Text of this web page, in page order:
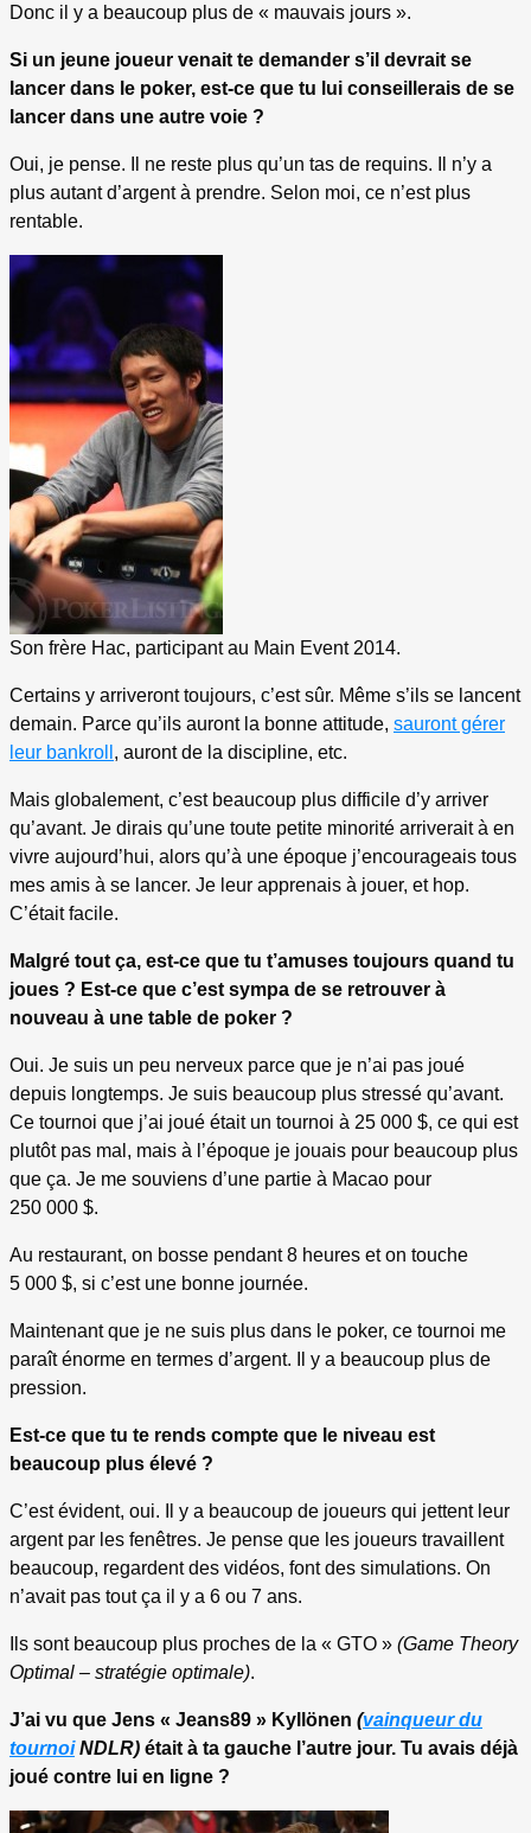
Donc il y a beaucoup plus de « mauvais jours ».
Si un jeune joueur venait te demander s’il devrait se
lancer dans le poker, est-ce que tu lui conseillerais de se
lancer dans une autre voie ?
Oui, je pense. Il ne reste plus qu’un tas de requins. Il n’y a
plus autant d’argent à prendre. Selon moi, ce n’est plus
rentable.
Son frère Hac, participant au Main Event 2014.
Certains y arriveront toujours, c’est sûr. Même s’ils se lancent
demain. Parce qu’ils auront la bonne attitude, sauront gérer
leur bankroll , auront de la discipline, etc.
Mais globalement, c’est beaucoup plus difficile d’y arriver
qu’avant. Je dirais qu’une toute petite minorité arriverait à en
vivre aujourd’hui, alors qu’à une époque j’encourageais tous
mes amis à se lancer. Je leur apprenais à jouer, et hop.
C’était facile.
Malgré tout ça, est-ce que tu t’amuses toujours quand tu
joues ? Est-ce que c’est sympa de se retrouver à
nouveau à une table de poker ?
Oui. Je suis un peu nerveux parce que je n’ai pas joué
depuis longtemps. Je suis beaucoup plus stressé qu’avant.
Ce tournoi que j’ai joué était un tournoi à 25 000 $, ce qui est
plutôt pas mal, mais à l’époque je jouais pour beaucoup plus
que ça. Je me souviens d’une partie à Macao pour
250 000 $.
Au restaurant, on bosse pendant 8 heures et on touche
5 000 $, si c’est une bonne journée.
Maintenant que je ne suis plus dans le poker, ce tournoi me
paraît énorme en termes d’argent. Il y a beaucoup plus de
pression.
Est-ce que tu te rends compte que le niveau est
beaucoup plus élevé ?
C’est évident, oui. Il y a beaucoup de joueurs qui jettent leur
argent par les fenêtres. Je pense que les joueurs travaillent
beaucoup, regardent des vidéos, font des simulations. On
n’avait pas tout ça il y a 6 ou 7 ans.
Ils sont beaucoup plus proches de la « GTO » (Game Theory
Optimal – stratégie optimale).
J’ai vu que Jens « Jeans89 » Kyllönen (vainqueur du
tournoiNDLR) était à ta gauche l’autre jour. Tu avais déjà
joué contre lui en ligne ?